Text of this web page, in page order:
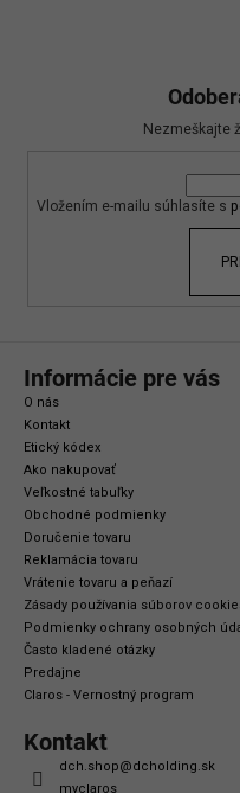
Nezmeškajte
Vložením e-mailu súhlasíte s
Informácie pre vás
O nás
Kontakt
Etický kódex
Ako nakupovať
Veľkostné tabuľky
Obchodné podmienky
Doručenie tovaru
Reklamácia tovaru
Vrátenie tovaru a peňazí
Zásady používania súborov
Podmienky ochrany osobných
Často kladené otázky
Predajne
Claros - Vernostný program
Kontakt
dch.shop@dcholding.sk
myclaros